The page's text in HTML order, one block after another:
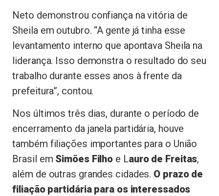
Neto demonstrou confiança na vitória de
Sheila em outubro. “A gente já tinha esse
levantamento interno que apontava Sheila na
liderança. Isso demonstra o resultado do seu
trabalho durante esses anos à frente da
prefeitura”, contou.
Nos últimos três dias, durante o período de
encerramento da janela partidária, houve
também filiações importantes para o União
Brasil em Simões Filho e Lauro de Freitas,
além de outras grandes cidades. O prazo de
filiação partidária para os interessados